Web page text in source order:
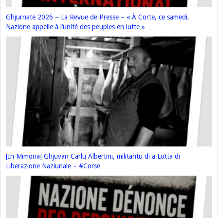
Ghjurnate 2026 – La Revue de Presse – « À Corte, ce samedi,
Nazione appelle à l’unité des peuples en lutte »
[In Mimoria] Ghjuvan Carlu Albertini, militantu di a Lotta di
Liberazione Naziunale – #Corse